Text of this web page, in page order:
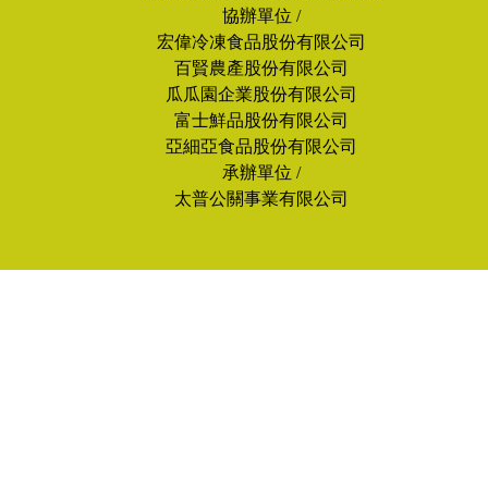
協辦單位 /
宏偉冷凍食品股份有限公司
百賢農產股份有限公司
瓜瓜園企業股份有限公司
富士鮮品股份有限公司
亞細亞食品股份有限公司
承辦單位 /
太普公關事業有限公司